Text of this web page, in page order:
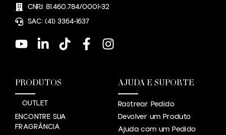
CNPJ: 81.460.784/0001-32
SAC: (41) 3364-1637
PRODUTOS
OUTLET
ENCONTRE SUA
FRAGRÂNCIA
AJUDA E SUPORTE
Rastrear Pedido
Devolver um Produto
Ajuda com um Pedido